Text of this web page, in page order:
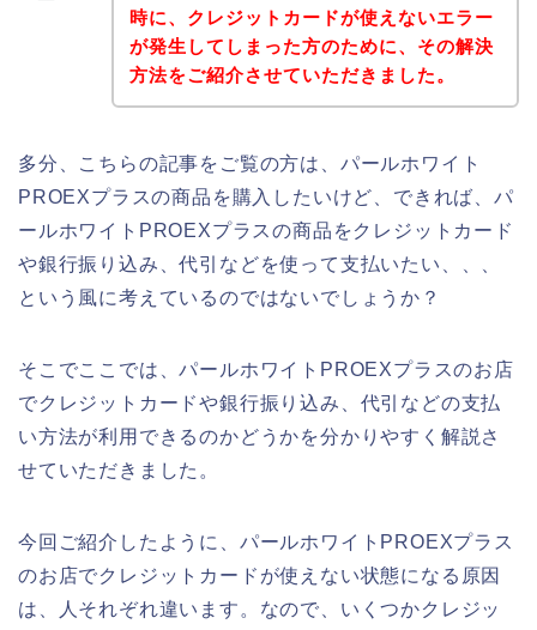
時に、クレジットカードが使えないエラー
が発生してしまった方のために、その解決
方法をご紹介させていただきました。
多分、こちらの記事をご覧の方は、パールホワイト
PROEXプラスの商品を購入したいけど、できれば、パ
ールホワイトPROEXプラスの商品をクレジットカード
や銀行振り込み、代引などを使って支払いたい、、、
という風に考えているのではないでしょうか？
そこでここでは、パールホワイトPROEXプラスのお店
でクレジットカードや銀行振り込み、代引などの支払
い方法が利用できるのかどうかを分かりやすく解説さ
せていただきました。
今回ご紹介したように、パールホワイトPROEXプラス
のお店でクレジットカードが使えない状態になる原因
は、人それぞれ違います。なので、いくつかクレジッ